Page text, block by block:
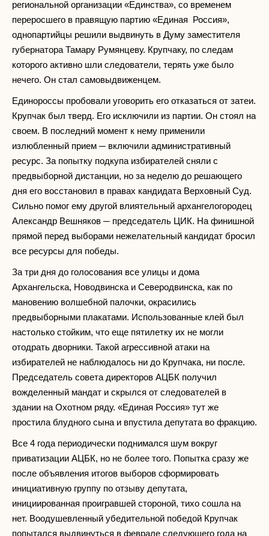
региональной организации «Единства», со временем
переросшего в правящую партию «Единая Россия»,
однопартийцы решили выдвинуть в Думу заместителя
губернатора Тамару Румянцеву. Крупчаку, по следам
которого активно шли следователи, терять уже было
нечего. Он стал самовыдвиженцем.
Единороссы пробовали уговорить его отказаться от затеи.
Крупчак был тверд. Его исключили из партии. Он стоял на
своем. В последний момент к нему применили
излюбленный прием ─ включили административный
ресурс. За попытку подкупа избирателей сняли с
предвыборной дистанции, но за неделю до решающего
дня его восстановил в правах кандидата Верховный Суд.
Сильно помог ему другой влиятельный архангелогородец
Александр Вешняков ─ председатель ЦИК. На финишной
прямой перед выборами нежелательный кандидат бросил
все ресурсы для победы.
За три дня до голосования все улицы и дома
Архангельска, Новодвинска и Северодвинска, как по
мановению волшебной палочки, окрасились
предвыборными плакатами. Использованные клей был
настолько стойким, что еще пятилетку их не могли
отодрать дворники. Такой агрессивной атаки на
избирателей не наблюдалось ни до Крупчака, ни после.
Председатель совета директоров АЦБК получил
вожделенный мандат и скрылся от следователей в
здании на Охотном ряду. «Единая Россия» тут же
простила блудного сына и впустила депутата во фракцию.
Все 4 года периодически поднимался шум вокруг
приватизации АЦБК, но не более того. Попытка сразу же
после объявления итогов выборов сформировать
инициативную группу по отзыву депутата,
инициированная проигравшей стороной, тихо сошла на
нет. Воодушевленный убедительной победой Крупчак
попытался выдвинуться в феврале следующего года на